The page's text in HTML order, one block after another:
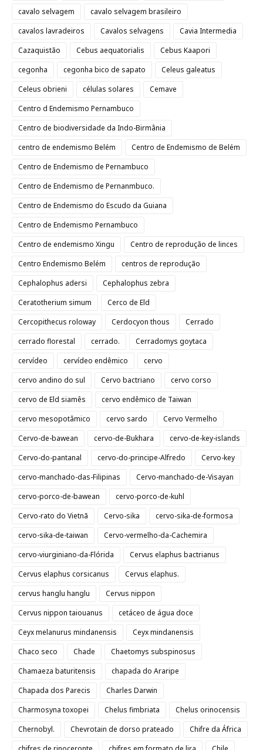
cavalo selvagem
cavalo selvagem brasileiro
cavalos lavradeiros
Cavalos selvagens
Cavia Intermedia
Cazaquistão
Cebus aequatorialis
Cebus Kaapori
cegonha
cegonha bico de sapato
Celeus galeatus
Celeus obrieni
células solares
Cemave
Centro d Endemismo Pernambuco
Centro de biodiversidade da Indo-Birmânia
centro de endemismo Belém
Centro de Endemismo de Belém
Centro de Endemismo de Pernambuco
Centro de Endemismo de Pernanmbuco.
Centro de Endemismo do Escudo da Guiana
Centro de Endemismo Pernambuco
Centro de endemismo Xingu
Centro de reprodução de linces
Centro Endemismo Belém
centros de reprodução
Cephalophus adersi
Cephalophus zebra
Ceratotherium simum
Cerco de Eld
Cercopithecus roloway
Cerdocyon thous
Cerrado
cerrado florestal
cerrado.
Cerradomys goytaca
cervídeo
cervídeo endêmico
cervo
cervo andino do sul
Cervo bactriano
cervo corso
cervo de Eld siamês
cervo endêmico de Taiwan
cervo mesopotâmico
cervo sardo
Cervo Vermelho
Cervo-de-bawean
cervo-de-Bukhara
cervo-de-key-islands
Cervo-do-pantanal
cervo-do-principe-Alfredo
Cervo-key
cervo-manchado-das-Filipinas
Cervo-manchado-de-Visayan
cervo-porco-de-bawean
cervo-porco-de-kuhl
Cervo-rato do Vietnã
Cervo-sika
cervo-sika-de-formosa
cervo-sika-de-taiwan
Cervo-vermelho-da-Cachemira
cervo-viurginiano-da-Flórida
Cervus elaphus bactrianus
Cervus elaphus corsicanus
Cervus elaphus.
cervus hanglu hanglu
Cervus nippon
Cervus nippon taiouanus
cetáceo de água doce
Ceyx melanurus mindanensis
Ceyx mindanensis
Chaco seco
Chade
Chaetomys subspinosus
Chamaeza baturitensis
chapada do Araripe
Chapada dos Parecis
Charles Darwin
Charmosyna toxopei
Chelus fimbriata
Chelus orinocensis
Chernobyl.
Chevrotain de dorso prateado
Chifre da África